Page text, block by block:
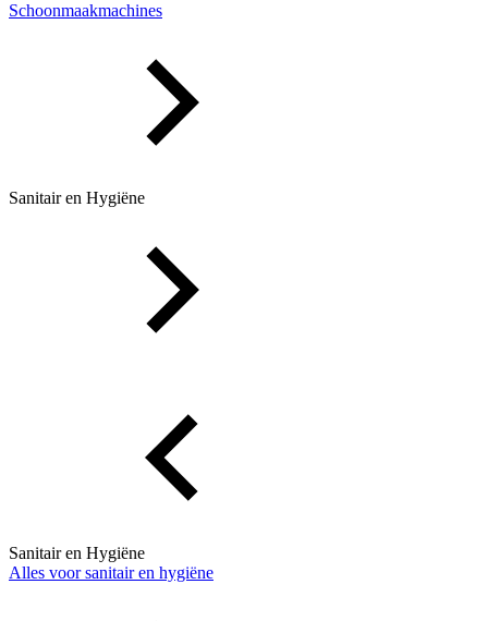
Schoonmaakmachines
Sanitair en Hygiëne
Sanitair en Hygiëne
Alles voor sanitair en hygiëne